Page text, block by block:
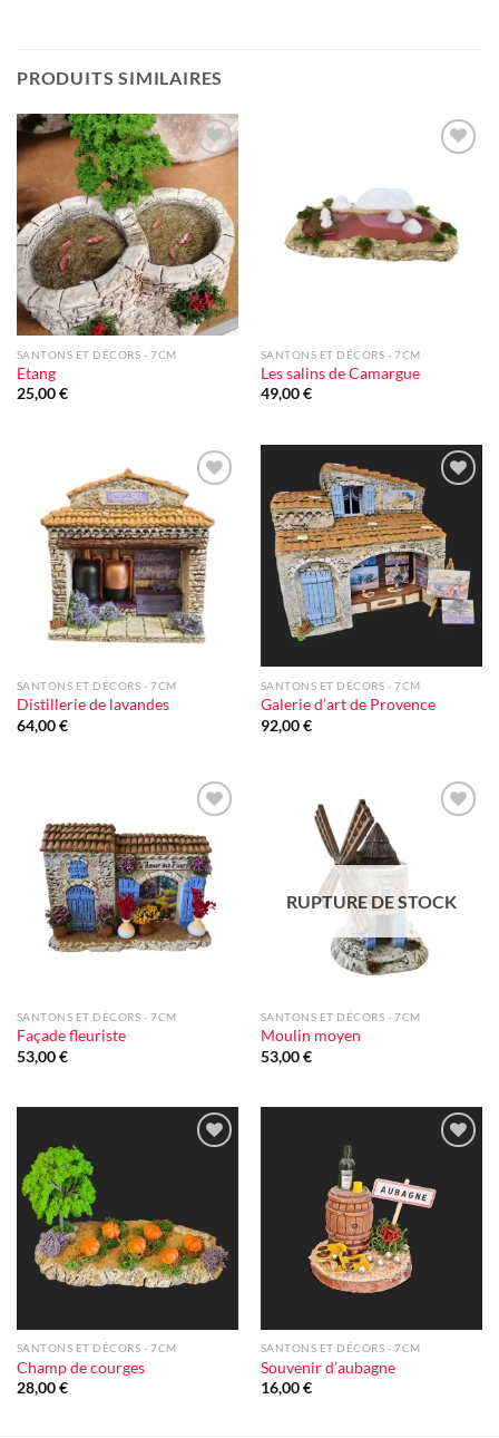
PRODUITS SIMILAIRES
Ajouter
à la liste
d'envie
SANTONS ET DÉCORS - 7CM
Etang
25,00€
SANTONS ET DÉCORS - 7CM
Les salins de Camargue
49,00€
Ajouter
à la liste
d'envie
SANTONS ET DÉCORS - 7CM
Distillerie de lavandes
64,00€
à la liste
d'envie
SANTONS ET DÉCORS - 7CM
Galerie d’art de Provence
92,00€
Ajouter
à la liste
d'envie
SANTONS ET DÉCORS - 7CM
Façade fleuriste
53,00€
RUPTURE DE STOCK
SANTONS ET DÉCORS - 7CM
Moulin moyen
53,00€
SANTONS ET DÉCORS - 7CM
Champ de courges
28,00€
d'envie
SANTONS ET DÉCORS - 7CM
Souvenir d’aubagne
16,00€